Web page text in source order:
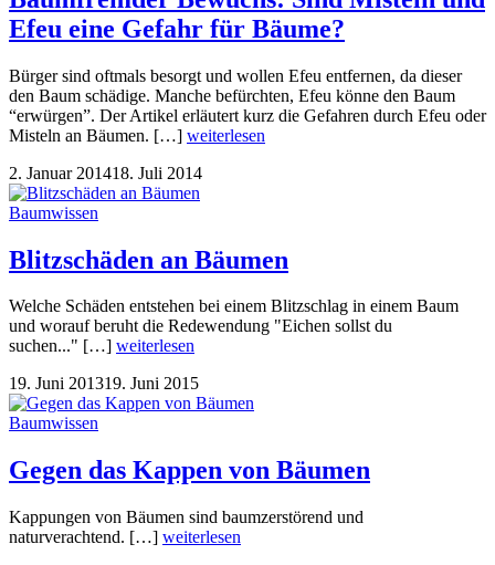
Efeu eine Gefahr für Bäume?
Bürger sind oftmals besorgt und wollen Efeu entfernen, da dieser
den Baum schädige. Manche befürchten, Efeu könne den Baum
“erwürgen”. Der Artikel erläutert kurz die Gefahren durch Efeu oder
Misteln an Bäumen. […] weiterlesen
2. Januar 201418. Juli 2014
Baumwissen
Blitzschäden an Bäumen
Welche Schäden entstehen bei einem Blitzschlag in einem Baum
und worauf beruht die Redewendung "Eichen sollst du
suchen..." […] weiterlesen
19. Juni 201319. Juni 2015
Baumwissen
Gegen das Kappen von Bäumen
Kappungen von Bäumen sind baumzerstörend und
naturverachtend. […] weiterlesen